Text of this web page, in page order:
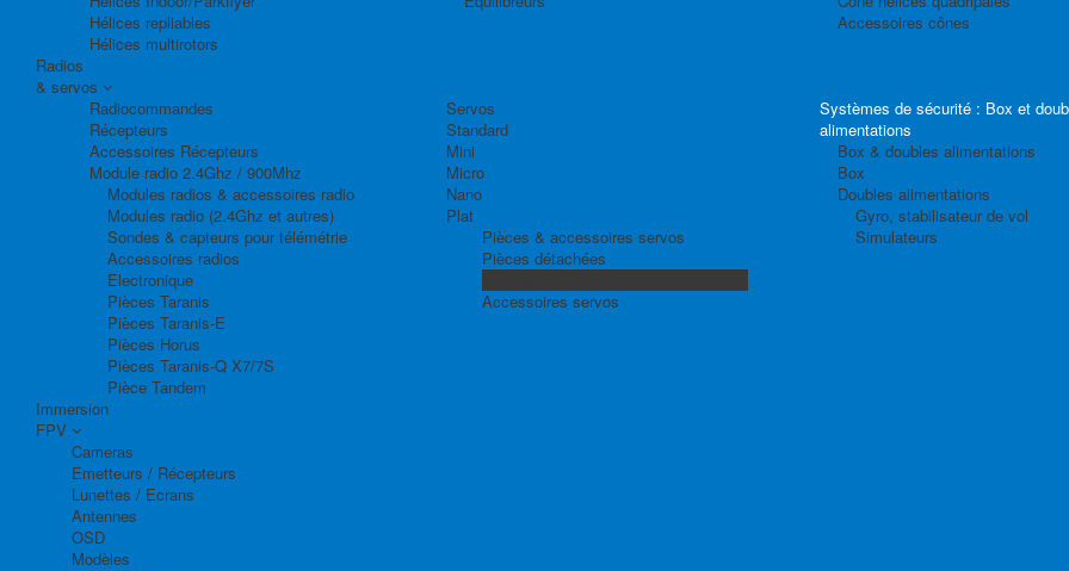
Hélices repliables
Hélices multirotors
Accessoires cônes
Radios
& servos
Radiocommandes
Récepteurs
Accessoires Récepteurs
Module radio 2.4Ghz / 900Mhz
Modules radios & accessoires radio
Modules radio (2.4Ghz et autres)
Sondes & capteurs pour télémétrie
Accessoires radios
Electronique
Pièces Taranis
Pièces Taranis-E
Pièces Horus
Pièces Taranis-Q X7/7S
Pièce Tandem
Servos
Standard
Mini
Micro
Nano
Plat
Pièces & accessoires servos
Pièces détachées
Accessoires servos
Systèmes de sécurité : Box et
alimentations
Box & doubles alimentations
Box
Doubles alimentations
Gyro, stabilisateur de vol
Simulateurs
Immersion
FPV
Cameras
Emetteurs / Récepteurs
Lunettes / Ecrans
Antennes
OSD
Modèles